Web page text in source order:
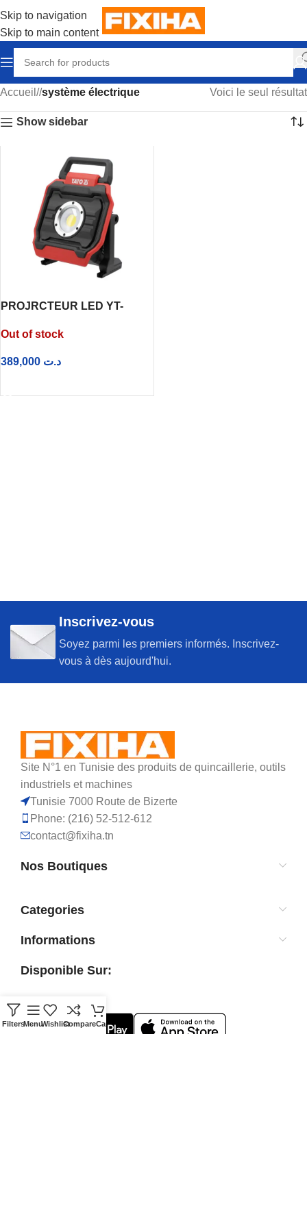
Skip to navigation
Skip to main content
Accueil / système électrique Voici le seul résultat
Show sidebar
PROJRCTEUR LED YT-
Out of stock
د.ت
Inscrivez-vous
Soyez parmi les premiers informés. Inscrivez-
vous à dès aujourd'hui.
Site N°1 en Tunisie des produits de quincaillerie, outils
industriels et machines
Tunisie 7000 Route de Bizerte
Phone: (216) 52-512-612
contact@fixiha.tn
Nos Boutiques
Categories
Informations
Disponible Sur:
FiltersMenuWishlistCompareCart